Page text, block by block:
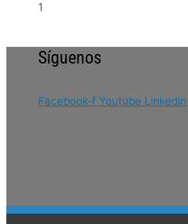
Síguenos
Facebook-f Youtube Linkedin